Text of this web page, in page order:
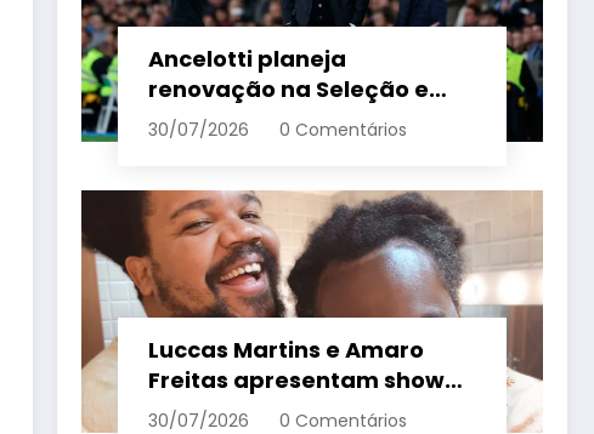
Ancelotti planeja
renovação na Seleção e
menciona termo de ciclo
30/07/2026 0 Comentários
Luccas Martins e Amaro
Freitas apresentam show
inédito e gratuito em
30/07/2026 0 Comentários